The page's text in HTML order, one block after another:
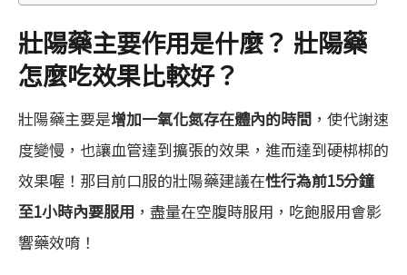
壯陽藥主要作用是什麼？ 壯陽藥
怎麼吃效果比較好？
壯陽藥主要是增加一氧化氮存在體內的時間 ，使代謝速
度變慢，也讓血管達到擴張的效果，進而達到硬梆梆的
效果喔！那目前口服的壯陽藥建議在性行為前15分鐘
至1小時內要服用 ，盡量在空腹時服用，吃飽服用會影
響藥效唷！